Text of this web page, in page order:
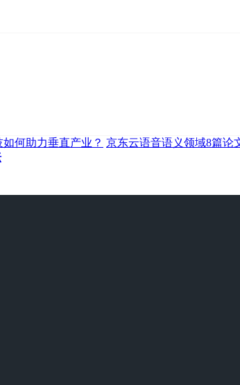
何助力垂直产业？ 京东云语音语义领域8篇论